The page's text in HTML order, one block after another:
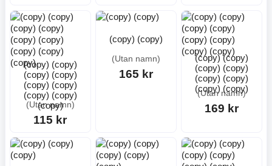
(copy) (copy)
(copy) (copy)
(copy) (copy)
(copy) (copy)
(copy)
(Utan namn)
115 kr
(copy) (copy)
(Utan namn)
165 kr
(copy) (copy)
(copy) (copy)
(copy) (copy)
(copy) (copy)
(Utan namn)
169 kr